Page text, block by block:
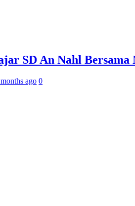
SD An Nahl
ago 0